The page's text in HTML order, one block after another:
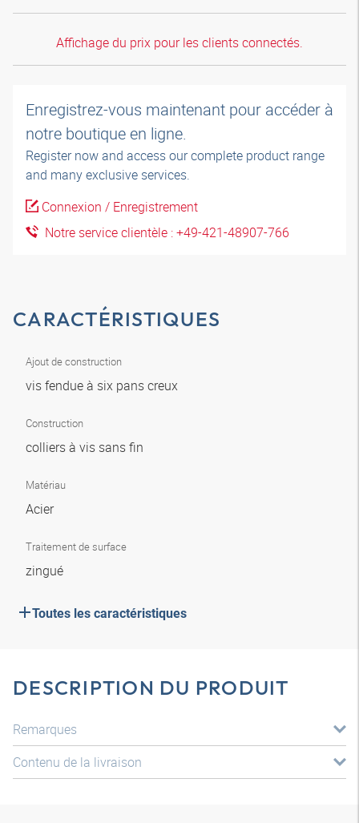
Affichage du prix pour les clients connectés.
Enregistrez-vous maintenant pour accéder à
notre boutique en ligne.
Register now and access our complete product range
and many exclusive services.
Connexion / Enregistrement
Notre service clientèle : +49-421-48907-766
CARACTÉRISTIQUES
Ajout de construction
vis fendue à six pans creux
Construction
colliers à vis sans fin
Matériau
Acier
Traitement de surface
zingué
Toutes les caractéristiques
DESCRIPTION DU PRODUIT
Remarques
Contenu de la livraison